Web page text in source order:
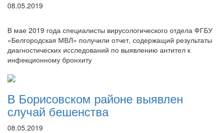
08.05.2019
В мае 2019 года специалисты вирусологического отдела ФГБУ
«Белгородская МВЛ» получили отчет, содержащий результаты
диагностических исследований по выявлению антител к
инфекционному бронхиту
В Борисовском районе выявлен
случай бешенства
08.05.2019